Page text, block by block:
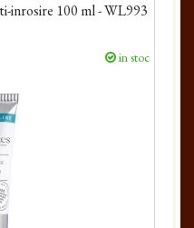
inrosire 100 ml - WL993
in stoc